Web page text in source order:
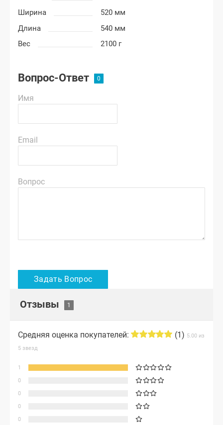
Ширина
520 мм
Длина
540 мм
Вес
2100 г
Вопрос-Ответ
Имя
Email
Вопрос
Отзывы
Средняя оценка покупателей: (1) 5.00 из
5 звезд
1
0
0
0
0